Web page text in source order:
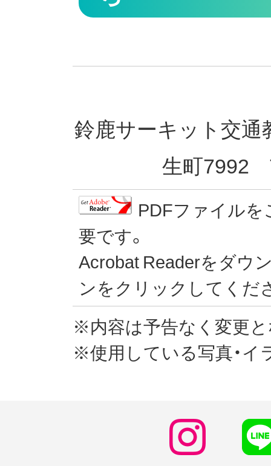
鈴鹿サーキット交
生町7992
PDFファイルを
要です。
Acrobat Readerをダウ
ンをクリックしてくだ
※内容は予告なく変更
※使用している写真・イ